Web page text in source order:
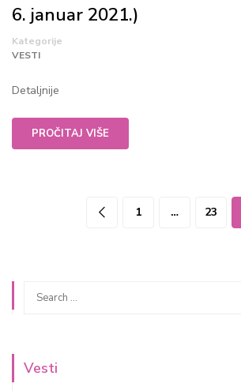
6. januar 2021.)
Kategorije
VESTI
Detaljnije
PROČITAJ VIŠE
1 … 23
Vesti